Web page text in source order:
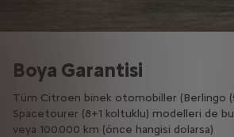
Boya Garantisi
Tüm Citroen binek otomobiller (Berlingo
Spacetourer (8+1 koltuklu) modelleri de bu
veya 100.000 km (önce hangisi dolarsa)